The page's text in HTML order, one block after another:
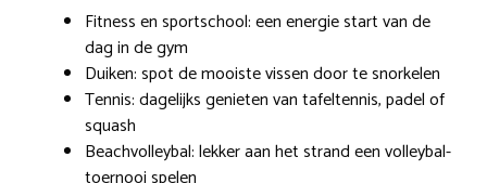
Fitness en sportschool: een energie start van de
dag in de gym
Duiken: spot de mooiste vissen door te snorkelen
Tennis: dagelijks genieten van tafeltennis, padel of
squash
Beachvolleybal: lekker aan het strand een volleybal-